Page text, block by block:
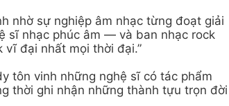
nhờ sự nghiệp âm nhạc từng đoạt giải
sĩ nhạc phúc âm — và ban nhạc rock
vĩ đại nhất mọi thời đại.”
tôn vinh những nghệ sĩ có tác phẩm
thời ghi nhận những thành tựu trọn đời